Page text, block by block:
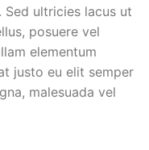
ultricies lacus ut
posuere vel
elementum
justo eu elit semper
malesuada vel